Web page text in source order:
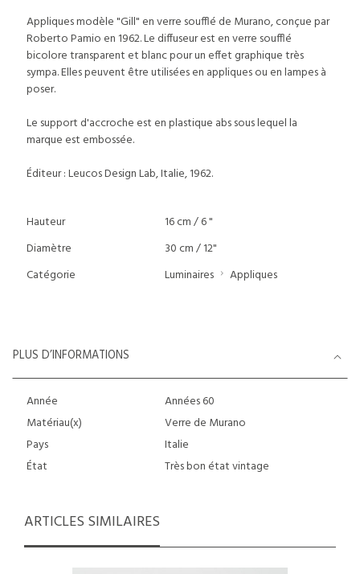
Appliques modèle "Gill" en verre soufflé de Murano, conçue par
Roberto Pamio en 1962. Le diffuseur est en verre soufflé
bicolore transparent et blanc pour un effet graphique très
sympa. Elles peuvent être utilisées en appliques ou en lampes à
poser.
Le support d'accroche est en plastique abs sous lequel la
marque est embossée.
Éditeur : Leucos Design Lab, Italie, 1962.
Hauteur
16 cm / 6 "
Diamètre
30 cm / 12"
Catégorie
Luminaires Appliques
PLUS D’INFORMATIONS
Année
Années 60
Matériau(x)
Verre de Murano
Pays
Italie
État
Très bon état vintage
ARTICLES SIMILAIRES